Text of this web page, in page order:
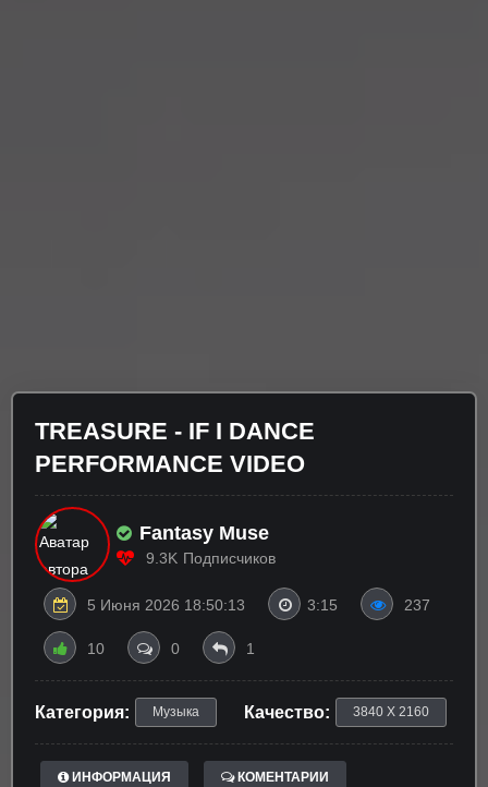
TREASURE - IF I DANCE
PERFORMANCE VIDEO
Fantasy Muse
9.3K Подписчиков
5 Июня 2026 18:50:13 3:15 237
10 0 1
Категория: Музыка Качество: 3840 X 2160
ИНФОРМАЦИЯ КОМЕНТАРИИ